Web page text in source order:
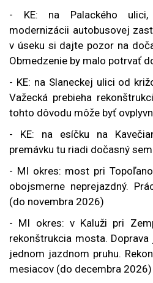
- KE: na Palackého ulici,
modernizácii autobusovej
v úseku si dajte pozor na
Obmedzenie by malo potrvať
- KE: na Slaneckej ulici od
Važecká prebieha
tohto dôvodu môže byť
- KE: na esíčku na
premávku tu riadi dočasný
- MI okres: most pri
obojsmerne neprejazdný.
(do novembra 2026)
- MI okres: v Kaluži pri
rekonštrukcia mosta.
jednom jazdnom pruhu.
mesiacov (do decembra 2026)